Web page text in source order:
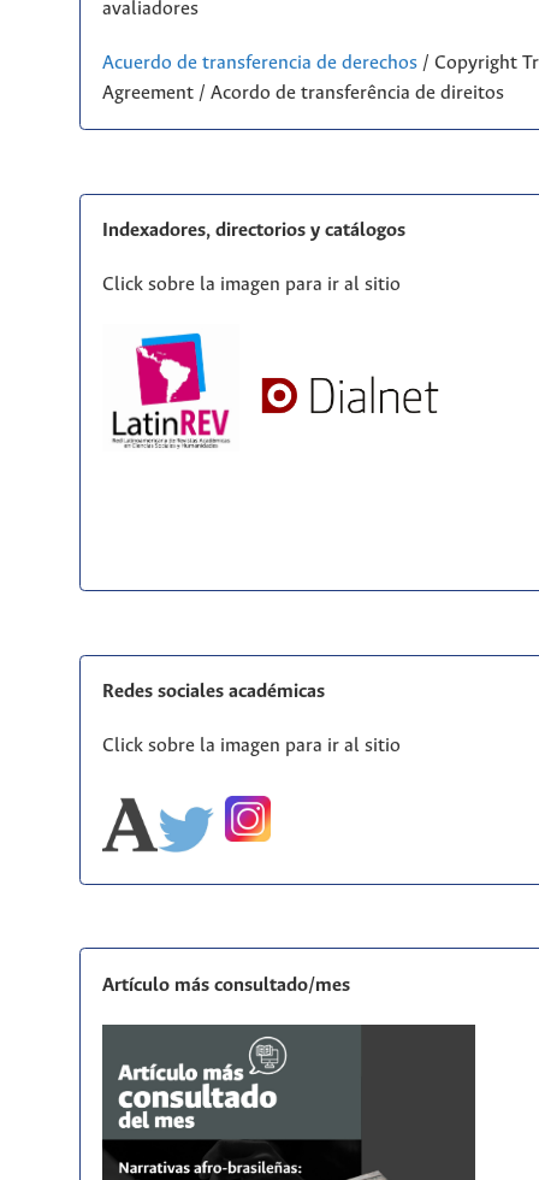
avaliadores
Acuerdo de transferencia de derechos/ Copyright
Agreement / Acordo de transferência de direitos
Indexadores, directorios y catálogos
Click sobre la imagen para ir al sitio
Redes sociales académicas
Click sobre la imagen para ir al sitio
Artículo más consultado/mes